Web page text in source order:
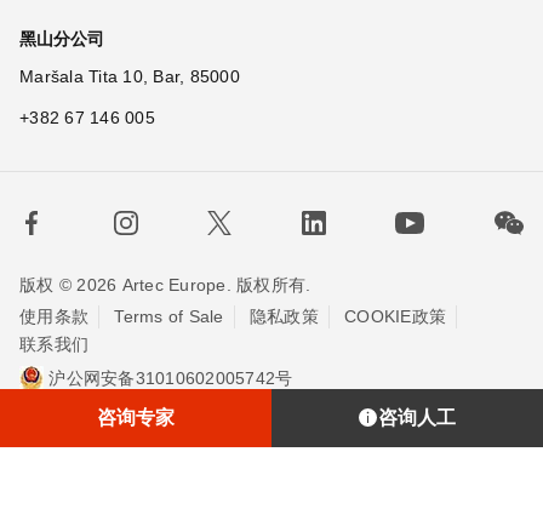
咨询人工
黑山分公司
Maršala Tita 10, Bar, 85000
+382 67 146 005
版权 © 2026 Artec Europe. 版权所有.
使用条款
Terms of Sale 隐私政策
COOKIE政策
联系我们
沪公网安备31010602005742号
埃太科™（上海）贸易有限责任公司
沪ICP备20013748号-2
咨询专家